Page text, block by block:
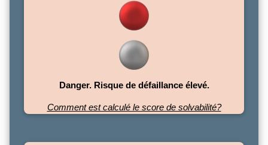
Danger. Risque de défaillance élevé.
Comment est calculé le score de solvabilité?